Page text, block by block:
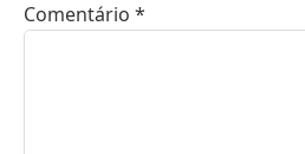
Comentário *